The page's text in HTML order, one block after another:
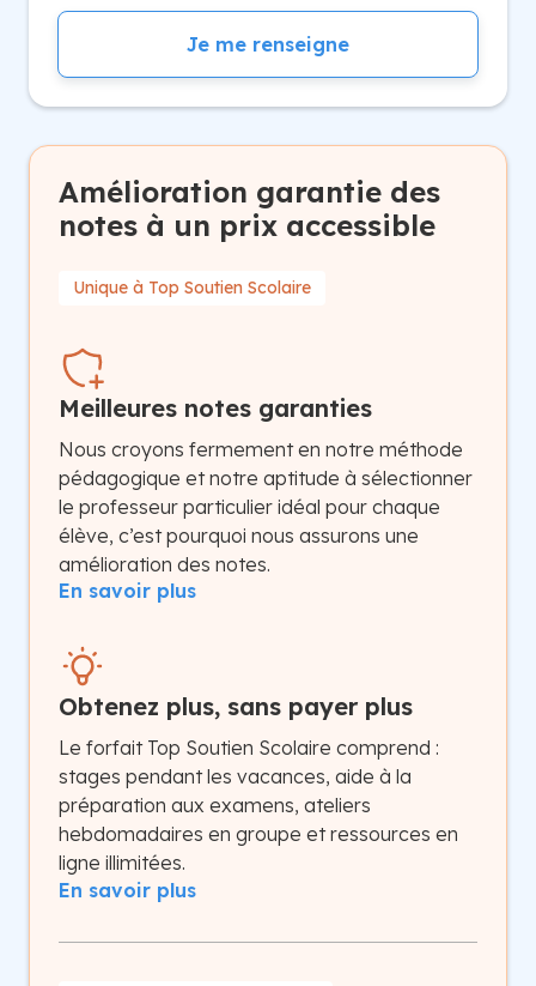
Je me renseigne
Amélioration garantie des
notes à un prix accessible
Unique à Top Soutien Scolaire
Meilleures notes garanties
Nous croyons fermement en notre méthode
pédagogique et notre aptitude à sélectionner
le professeur particulier idéal pour chaque
élève, c’est pourquoi nous assurons une
amélioration des notes.
En savoir plus
Obtenez plus, sans payer plus
Le forfait Top Soutien Scolaire comprend :
stages pendant les vacances, aide à la
préparation aux examens, ateliers
hebdomadaires en groupe et ressources en
ligne illimitées.
En savoir plus